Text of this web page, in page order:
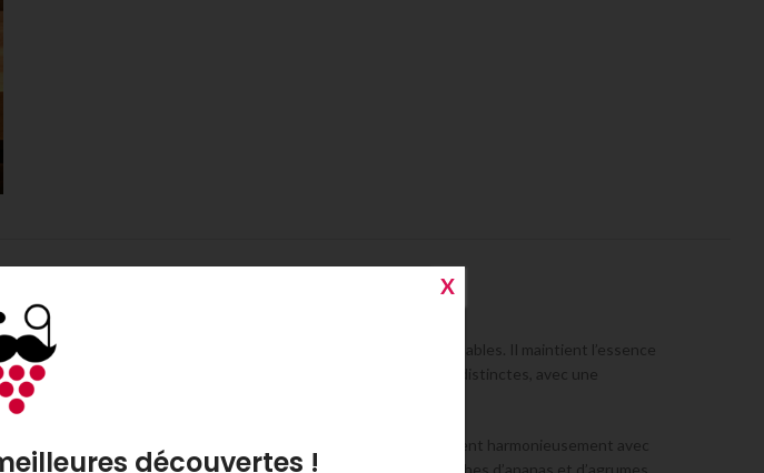
ce qui lui confère des qualités olfactives et gustatives remarquables. Il maintient l’essence
Le nez de ce whisky révèle une précision et une fraîcheur distinctes, avec une
noix de coco, avocat, framboise et groseille, qui se mêlent harmonieusement avec
et séduisant. En plus de ces notes, le whisky dévoile des touches d’ananas et d’agrumes
découvertes !
X